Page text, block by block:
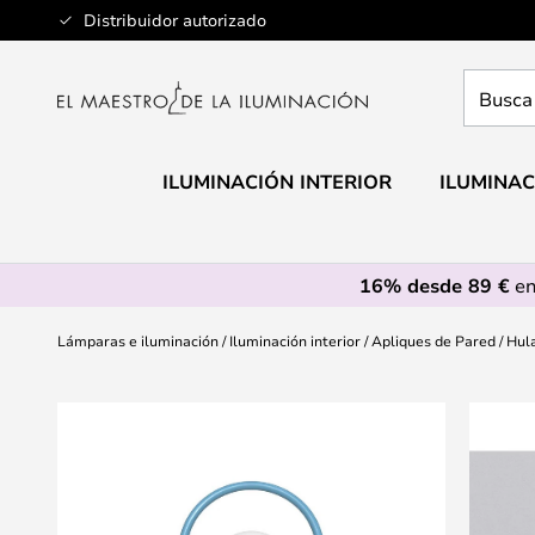
Distribuidor autorizado
Ir
al
aquí
ILUMINACIÓN INTERIOR
16% desde 89 €
Lámparas e iluminación Iluminación interior Apliques de Pared